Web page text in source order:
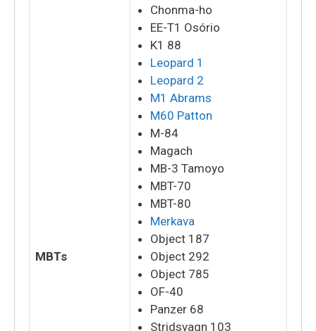
MBTs
Chonma-ho
EE-T1 Osório
K1 88
Leopard 1
Leopard 2
M1 Abrams
M60 Patton
M-84
Magach
MB-3 Tamoyo
MBT-70
MBT-80
Merkava
Object 187
Object 292
Object 785
OF-40
Panzer 68
Stridsvagn 103